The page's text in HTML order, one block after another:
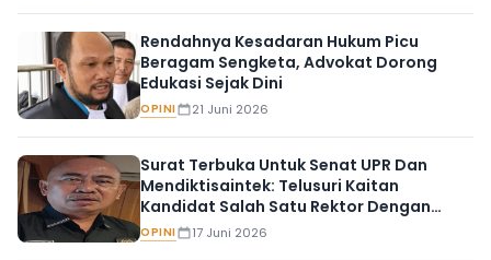
Rendahnya Kesadaran Hukum Picu
Beragam Sengketa, Advokat Dorong
Edukasi Sejak Dini
OPINI 21 Juni 2026
Surat Terbuka Untuk Senat UPR Dan
Mendiktisaintek: Telusuri Kaitan
Kandidat Salah Satu Rektor Dengan
Dicabutnya Hasil Survei Pemilihan Rektor
!
OPINI 17 Juni 2026